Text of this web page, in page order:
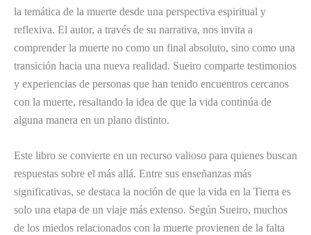
la temática de la muerte desde una perspectiva espiritual y
reflexiva. El autor, a través de su narrativa, nos invita a
comprender la muerte no como un final absoluto, sino como una
transición hacia una nueva realidad. Sueiro comparte testimonios
y experiencias de personas que han tenido encuentros cercanos
con la muerte, resaltando la idea de que la vida continúa de
alguna manera en un plano distinto.
Este libro se convierte en un recurso valioso para quienes buscan
respuestas sobre el más allá. Entre sus enseñanzas más
significativas, se destaca la noción de que la vida en la Tierra es
solo una etapa de un viaje más extenso. Según Sueiro, muchos
de los miedos relacionados con la muerte provienen de la falta